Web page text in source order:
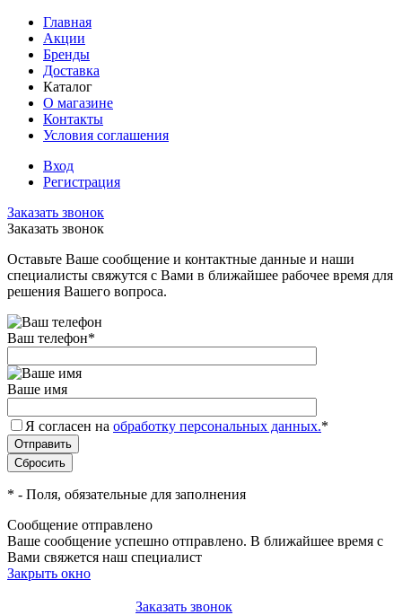
Главная
Акции
Бренды
Доставка
Каталог
О магазине
Контакты
Условия соглашения
Вход
Регистрация
Заказать звонок
Заказать звонок
Оставьте Ваше сообщение и контактные данные и наши
специалисты свяжутся с Вами в ближайшее рабочее время для
решения Вашего вопроса.
Ваш телефон*
Ваше имя
Я согласен на обработку персональных данных.*
* - Поля, обязательные для заполнения
Сообщение отправлено
Ваше сообщение успешно отправлено. В ближайшее время с
Вами свяжется наш специалист
Закрыть окно
Заказать звонок